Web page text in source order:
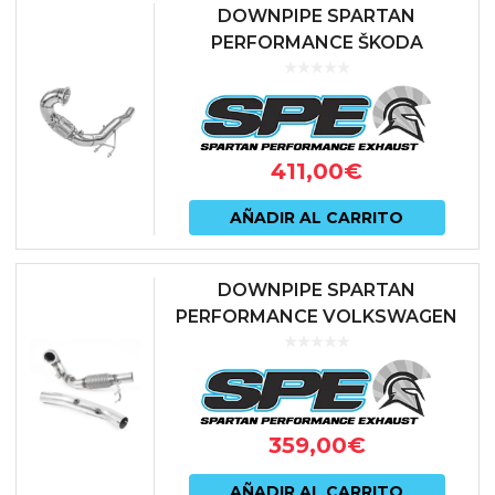
DOWNPIPE SPARTAN
PERFORMANCE ŠKODA
411,00€
AÑADIR AL CARRITO
DOWNPIPE SPARTAN
PERFORMANCE VOLKSWAGEN
359,00€